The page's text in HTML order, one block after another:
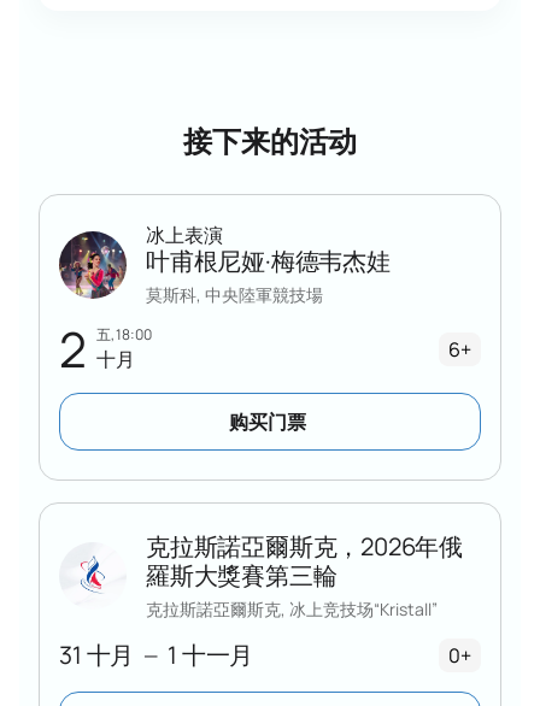
接下来的活动
2 五, 18:00
十月
冰上表演
叶甫根尼娅·梅德韦杰娃
莫斯科, 中央陸軍競技場
6+
购买门票
31 十月 — 1 十一月
克拉斯諾亞爾斯克，2026年俄
羅斯大獎賽第三輪
克拉斯諾亞爾斯克, 冰上竞技场“Kristall”
0+